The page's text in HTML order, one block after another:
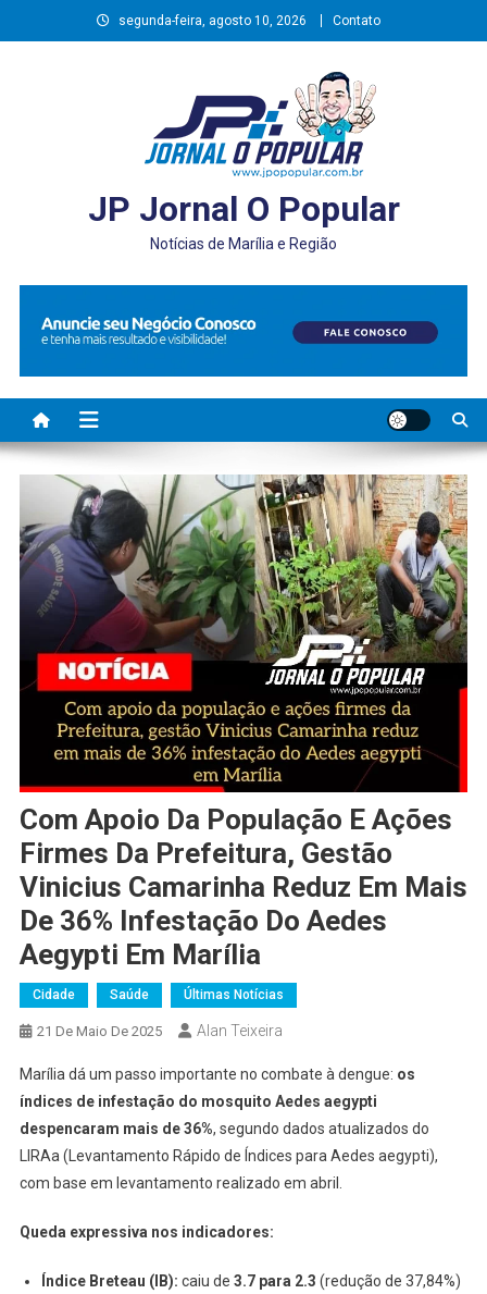
to
segunda-feira, agosto 10, 2026 Contato
JP Jornal O Popular
Notícias de Marília e Região
Com Apoio Da População E Ações
Firmes Da Prefeitura, Gestão
Vinicius Camarinha Reduz Em Mais
De 36% Infestação Do Aedes
Aegypti Em Marília
Cidade Saúde Últimas Notícias
21 De Maio De 2025 Alan Teixeira
Marília dá um passo importante no combate à dengue: os
índices de infestação do mosquito Aedes aegypti
despencaram mais de 36%, segundo dados atualizados do
LIRAa (Levantamento Rápido de Índices para Aedes aegypti),
com base em levantamento realizado em abril.
Queda expressiva nos indicadores:
Índice Breteau (IB): caiu de 3.7 para 2.3 (redução de 37,84%)